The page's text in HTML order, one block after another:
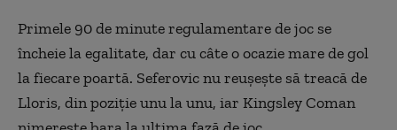
Primele 90 de minute regulamentare de joc se
încheie la egalitate, dar cu câte o ocazie mare de gol
la fiecare poartă. Seferovic nu reușește să treacă de
Lloris, din poziție unu la unu, iar Kingsley Coman